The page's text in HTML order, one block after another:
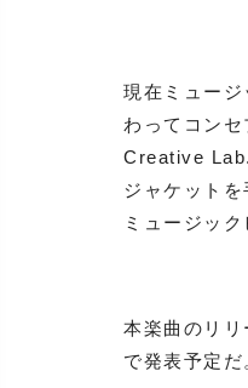
現在ミュー
わってコン
Creative
ジャケット
ミュージック
本楽曲のリ
で発表予定